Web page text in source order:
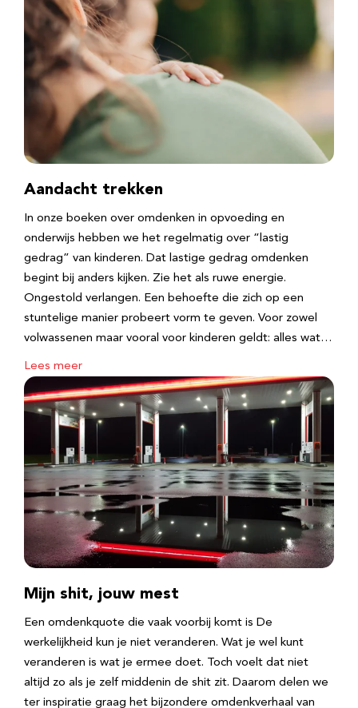
Aandacht trekken
In onze boeken over omdenken in opvoeding en
onderwijs hebben we het regelmatig over “lastig
gedrag” van kinderen. Dat lastige gedrag omdenken
begint bij anders kijken. Zie het als ruwe energie.
Ongestold verlangen. Een behoefte die zich op een
stuntelige manier probeert vorm te geven. Voor zowel
volwassenen maar vooral voor kinderen geldt: alles wat…
Lees meer
Mijn shit, jouw mest
Een omdenkquote die vaak voorbij komt is De
werkelijkheid kun je niet veranderen. Wat je wel kunt
veranderen is wat je ermee doet. Toch voelt dat niet
altijd zo als je zelf middenin de shit zit. Daarom delen we
ter inspiratie graag het bijzondere omdenkverhaal van